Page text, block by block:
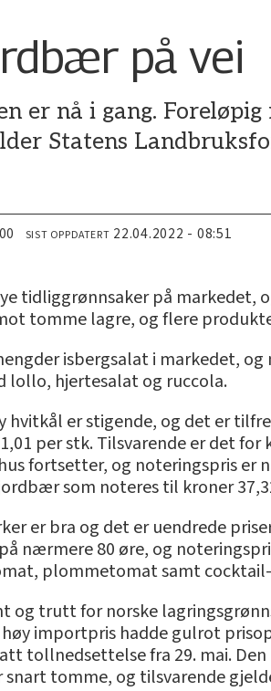
på vei
er nå i gang.
Statens
SIST OPPDATERT 22.04.2022 - 08:51
tidliggrønnsaker på markedet,
tomme lagre, og flere
isbergsalat i markedet,
lollo, hjertesalat og ruccola.
hvitkål er stigende, og det er
per stk. Tilsvarende er det
fortsetter, og noteringspris er
som noteres til kroner
er bra og det er uendrede
nærmere 80 øre, og
plommetomat samt
og trutt for norske
høy importpris hadde gulrot
tollnedsettelse fra 29. mai.
snart tomme, og tilsvarende